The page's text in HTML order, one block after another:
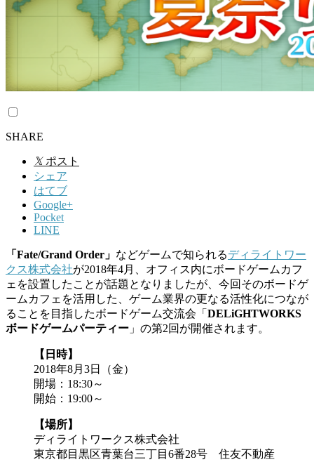
SHARE
𝕏 ポスト
シェア
はてブ
Google+
Pocket
LINE
「Fate/Grand Order」 などゲームで知られるディライトワー
クス株式会社が2018年4月、オフィス内にボードゲームカフ
ェを設置したことが話題となりましたが、今回そのボードゲ
ームカフェを活用した、ゲーム業界の更なる活性化につなが
ることを目指したボードゲーム交流会「 DELiGHTWORKS
ボードゲームパーティー 」の第2回が開催されます。
【日時】
2018年8月3日（金）
開場：18:30～
開始：19:00～
【場所】
ディライトワークス株式会社
東京都目黒区青葉台三丁目6番28号 住友不動産